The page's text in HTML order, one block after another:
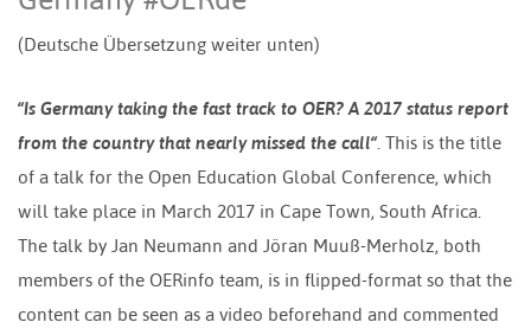
(Deutsche Übersetzung weiter unten)
“Is Germany taking the fast track to OER? A 2017 status report
from the country that nearly missed the call“. This is the title
of a talk for the Open Education Global Conference, which
will take place in March 2017 in Cape Town, South Africa.
The talk by Jan Neumann and Jöran Muuß-Merholz, both
members of the OERinfo team, is in flipped-format so that the
content can be seen as a video beforehand and commented